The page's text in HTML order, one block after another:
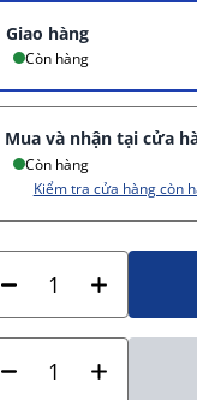
Giao hàng
Còn hàng
Mua và nhận tại cửa
Còn hàng
Kiểm tra cửa hàng còn